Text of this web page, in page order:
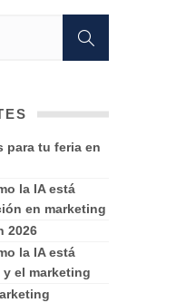
para tu feria en
la IA está
en marketing
2026
la IA está
el marketing